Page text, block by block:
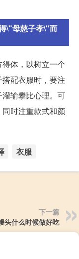
\"母慈子孝\"而
体，以树立一个
配衣服时，要注
输攀比心理。可
时注重款式和颜
衣服
下一篇
头什么时候做好吃